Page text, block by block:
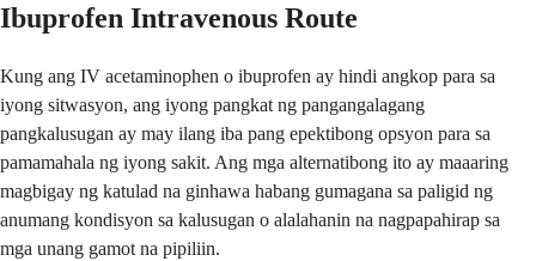
Ibuprofen Intravenous Route
Kung ang IV acetaminophen o ibuprofen ay hindi angkop para sa
iyong sitwasyon, ang iyong pangkat ng pangangalagang
pangkalusugan ay may ilang iba pang epektibong opsyon para sa
pamamahala ng iyong sakit. Ang mga alternatibong ito ay maaaring
magbigay ng katulad na ginhawa habang gumagana sa paligid ng
anumang kondisyon sa kalusugan o alalahanin na nagpapahirap sa
mga unang gamot na pipiliin.